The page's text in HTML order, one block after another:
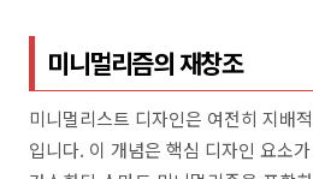
미니멀리즘의 재창조
미니멀리스트 디자인은 여전히 ​​지배
입니다. 이 개념은 핵심 디자인 요소